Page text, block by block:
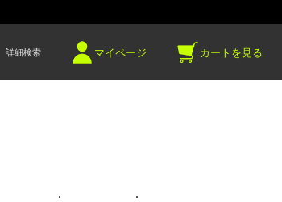
詳細検索 マイページ カートを見る